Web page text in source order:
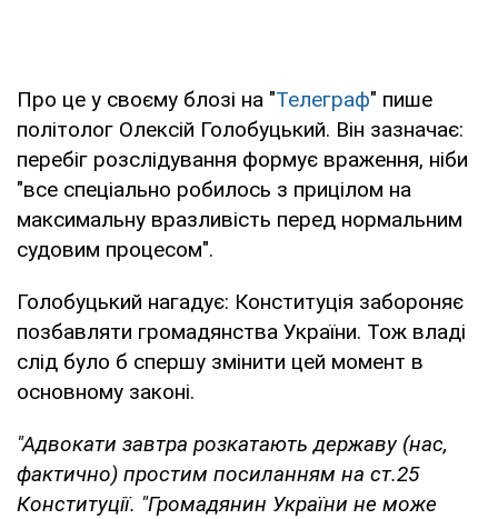
Про це у своєму блозі на "Телеграф" пише
політолог Олексій Голобуцький. Він зазначає:
перебіг розслідування формує враження, ніби
"все спеціально робилось з прицілом на
максимальну вразливість перед нормальним
судовим процесом".
Голобуцький нагадує: Конституція забороняє
позбавляти громадянства України. Тож владі
слід було б спершу змінити цей момент в
основному законі.
"Адвокати завтра розкатають державу (нас,
фактично) простим посиланням на ст.25
Конституції. "Громадянин України не може